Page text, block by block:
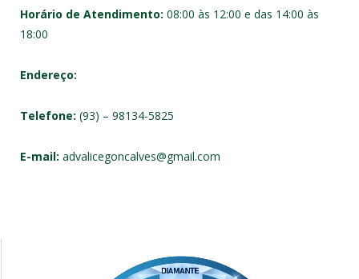
Horário de Atendimento: 08:00 às 12:00 e das 14:00 às
18:00
Endereço:
Telefone: (93) – 98134-5825
E-mail: advalicegoncalves@gmail.com